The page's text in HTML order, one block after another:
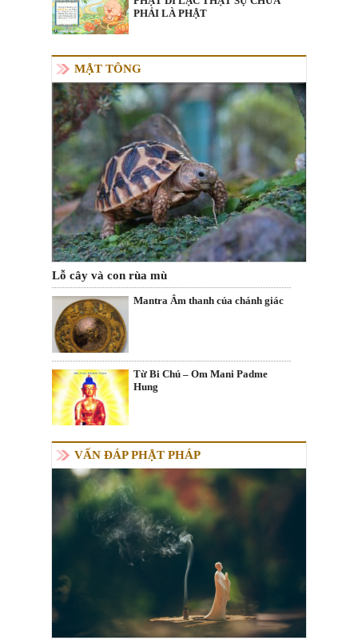
PHẢI LÀ PHẬT
MẬT TÔNG
Lỗ cây và con rùa mù
Mantra Âm thanh của chánh giác
Từ Bi Chú – Om Mani Padme
Hung
VẤN ĐÁP PHẬT PHÁP